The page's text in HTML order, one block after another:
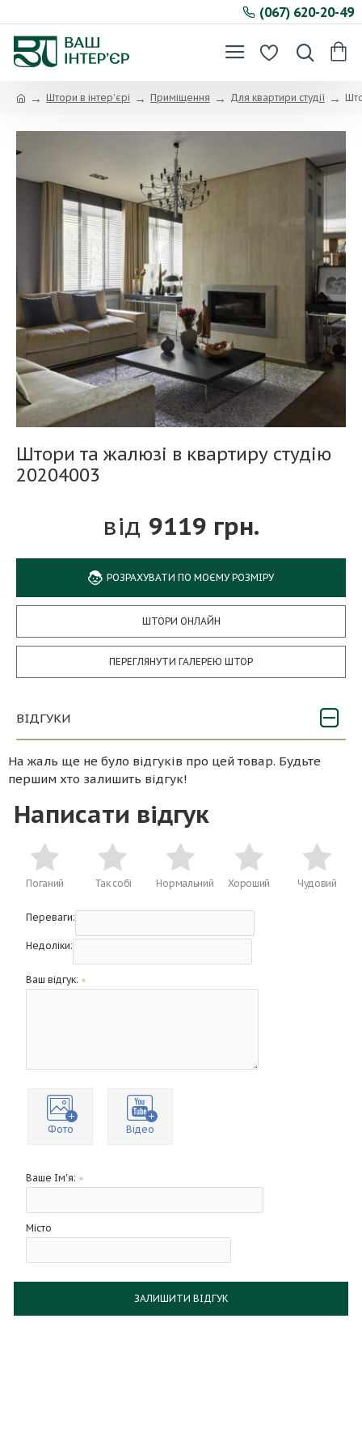
(067) 620-20-49
Штори в інтер’єрі Приміщення Для квартири студії
Штори та жалюзі в квартиру студію
20204003
9119 грн.
РОЗРАХУВАТИ ПО МОЄМУ РОЗМІРУ
ШТОРИ ОНЛАЙН
ПЕРЕГЛЯНУТИ ГАЛЕРЕЮ ШТОР
ВІДГУКИ
На жаль ще не було відгуків про цей товар. Будьте
першим хто залишить відгук!
Написати відгук
Поганий Так собі Нормальний Хороший Чудовий
Переваги:
Недоліки:
Ваш відгук:
Фото Відео
Ваше Ім'я:
Місто
ЗАЛИШИТИ ВІДГУК